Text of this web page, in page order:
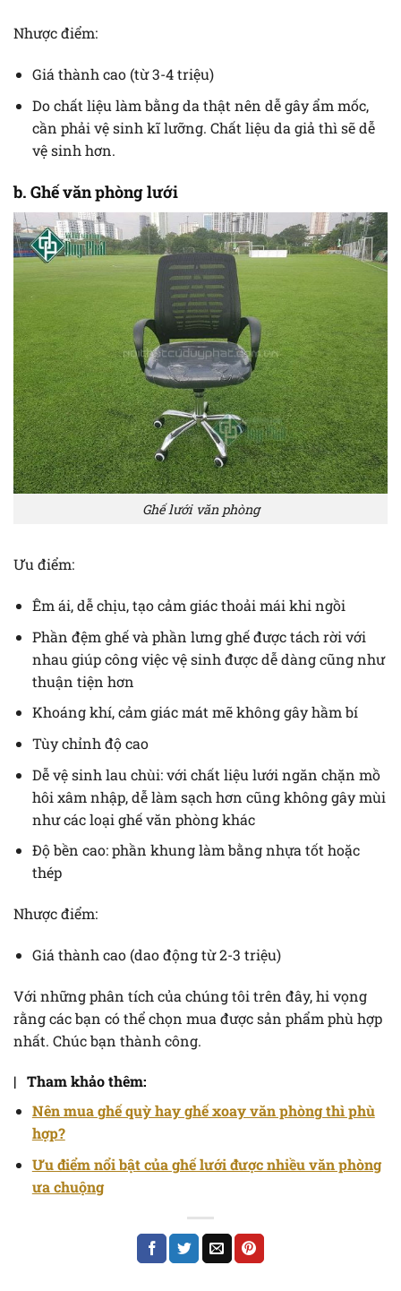
Nhược điểm:
Giá thành cao (từ 3-4 triệu)
Do chất liệu làm bằng da thật nên dễ gây ẩm mốc,
cần phải vệ sinh kĩ lưỡng. Chất liệu da giả thì sẽ dễ
vệ sinh hơn.
b. Ghế văn phòng lưới
Ghế lưới văn phòng
Ưu điểm:
Êm ái, dễ chịu, tạo cảm giác thoải mái khi ngồi
Phần đệm ghế và phần lưng ghế được tách rời với
nhau giúp công việc vệ sinh được dễ dàng cũng như
thuận tiện hơn
Khoáng khí, cảm giác mát mẽ không gây hầm bí
Tùy chỉnh độ cao
Dễ vệ sinh lau chùi: với chất liệu lưới ngăn chặn mồ
hôi xâm nhập, dễ làm sạch hơn cũng không gây mùi
như các loại ghế văn phòng khác
Độ bền cao: phần khung làm bằng nhựa tốt hoặc
thép
Nhược điểm:
Giá thành cao (dao động từ 2-3 triệu)
Với những phân tích của chúng tôi trên đây, hi vọng
rằng các bạn có thể chọn mua được sản phẩm phù hợp
nhất. Chúc bạn thành công.
| Tham khảo thêm:
Nên mua ghế quỳ hay ghế xoay văn phòng thì phù
hợp?
Ưu điểm nổi bật của ghế lưới được nhiều văn phòng
ưa chuộng